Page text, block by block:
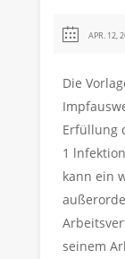
APR. 12,
Die
Erfüllung
1
kann ein
seinem